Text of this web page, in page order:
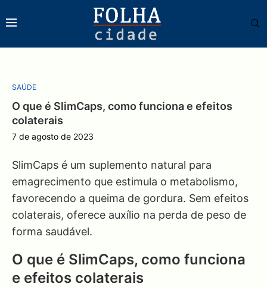
SAÚDE
O que é SlimCaps, como funciona e efeitos
colaterais
7 de agosto de 2023
SlimCaps é um suplemento natural para
emagrecimento que estimula o metabolismo,
favorecendo a queima de gordura. Sem efeitos
colaterais, oferece auxílio na perda de peso de
forma saudável.
O que é SlimCaps, como funciona
e efeitos colaterais